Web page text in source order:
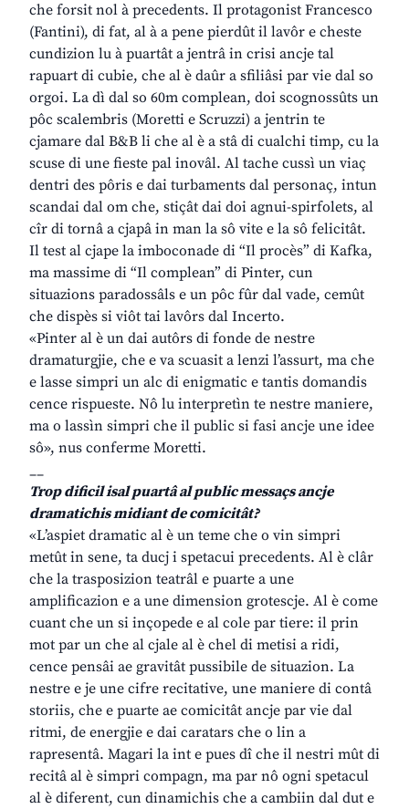
che forsit nol à precedents. Il protagonist Francesco
(Fantini), di fat, al à a pene pierdût il lavôr e cheste
cundizion lu à puartât a jentrâ in crisi ancje tal
rapuart di cubie, che al è daûr a sfiliâsi par vie dal so
orgoi. La dì dal so 60m complean, doi scognossûts un
pôc scalembris (Moretti e Scruzzi) a jentrin te
cjamare dal B&B li che al è a stâ di cualchi timp, cu la
scuse di une fieste pal inovâl. Al tache cussì un viaç
dentri des pôris e dai turbaments dal personaç, intun
scandai dal om che, stiçât dai doi agnui-spirfolets, al
cîr di tornâ a cjapâ in man la sô vite e la sô felicitât.
Il test al cjape la imboconade di “Il procès” di Kafka,
ma massime di “Il complean” di Pinter, cun
situazions paradossâls e un pôc fûr dal vade, cemût
che dispès si viôt tai lavôrs dal Incerto.
«Pinter al è un dai autôrs di fonde de nestre
dramaturgjie, che e va scuasit a lenzi l’assurt, ma che
e lasse simpri un alc di enigmatic e tantis domandis
cence rispueste. Nô lu interpretìn te nestre maniere,
ma o lassìn simpri che il public si fasi ancje une idee
sô», nus conferme Moretti.
__
Trop dificil isal puartâ al public messaçs ancje
dramatichis midiant de comicitât?
«L’aspiet dramatic al è un teme che o vin simpri
metût in sene, ta ducj i spetacui precedents. Al è clâr
che la trasposizion teatrâl e puarte a une
amplificazion e a une dimension grotescje. Al è come
cuant che un si inçopede e al cole par tiere: il prin
mot par un che al cjale al è chel di metisi a ridi,
cence pensâi ae gravitât pussibile de situazion. La
nestre e je une cifre recitative, une maniere di contâ
storiis, che e puarte ae comicitât ancje par vie dal
ritmi, de energjie e dai caratars che o lin a
rapresentâ. Magari la int e pues dî che il nestri mût di
recitâ al è simpri compagn, ma par nô ogni spetacul
al è diferent, cun dinamichis che a cambiin dal dut e